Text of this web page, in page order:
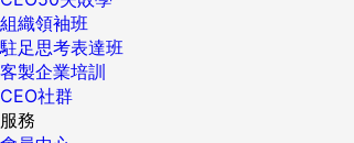
組織領袖班
駐足思考表達班
客製企業培訓
CEO社群
服務